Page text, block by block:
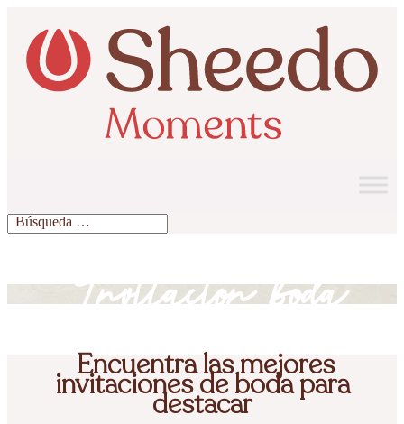
Invitación boda
Encuentra las mejores
invitaciones de boda para
destacar